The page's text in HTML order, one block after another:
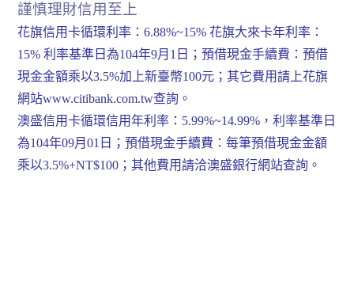
謹慎理財信用至上
花旗信用卡循環利率：6.88%~15% 花旗大來卡年利率：
15% 利率基準日為104年9月1日；預借現金手續費：預借
現金金額乘以3.5%加上新臺幣100元；其它費用請上花旗
網站www.citibank.com.tw查詢。
澳盛信用卡循環信用年利率：5.99%~14.99%，利率基準日
為104年09月01日；預借現金手續費：每筆預借現金金額
乘以3.5%+NT$100；其他費用請洽澳盛銀行網站查詢。